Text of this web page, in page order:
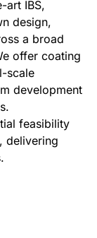
art IBS,
design,
a broad
offer coating
scale
development
feasibility
delivering